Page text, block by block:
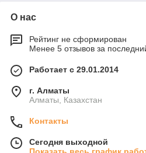
О нас
Рейтинг не сформирован
Менее 5 отзывов за
Работает с 29.01.2014
г. Алматы
Алматы, Казахстан
Контакты
Сегодня выходной